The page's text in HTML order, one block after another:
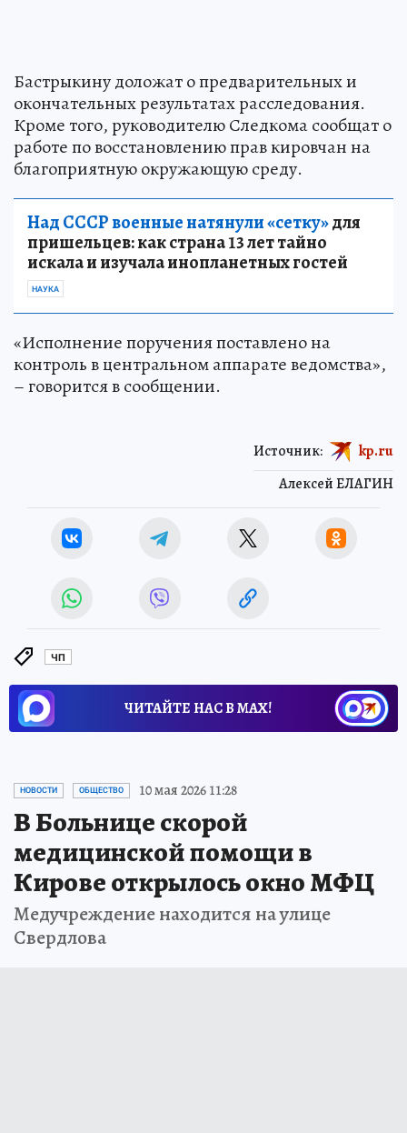
Бастрыкину доложат о предварительных и
окончательных результатах расследования.
Кроме того, руководителю Следкома сообщат о
работе по восстановлению прав кировчан на
благоприятную окружающую среду.
Над СССР военные натянули «сетку»для
пришельцев: как страна 13 лет тайно
искала и изучала инопланетных гостей
НАУКА
«Исполнение поручения поставлено на
контроль в центральном аппарате ведомства»,
– говорится в сообщении.
Алексей ЕЛАГИН
Источник: kp.ru
ЧП
ЧИТАЙТЕ НАС В МАХ!
НОВОСТИ ОБЩЕСТВО 10 мая 2026 11:28
В Больнице скорой
медицинской помощи в
Кирове открылось окно МФЦ
Медучреждение находится на улице
Свердлова